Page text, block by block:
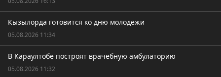
Кызылорда готовится ко дню молодежи
05.08.2026 11:34
В Караултобе построят врачебную амбулаторию
05.08.2026 11:32